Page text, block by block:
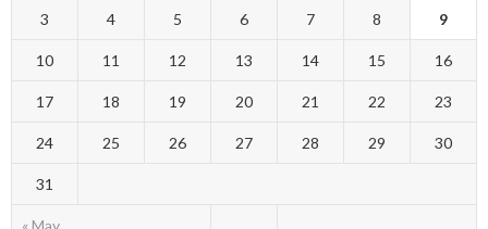
« May
3 4 5 6 7 8 9
10 11 12 13 14 15 16
17 18 19 20 21 22 23
24 25 26 27 28 29 30
31